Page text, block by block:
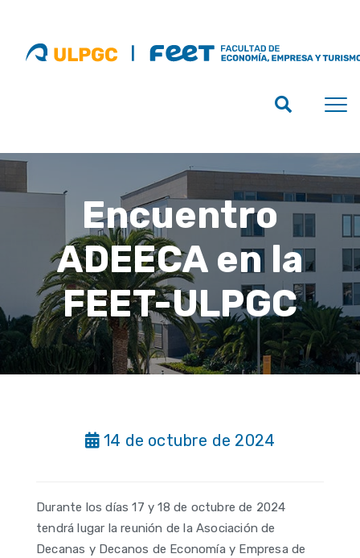
Encuentro
ADEECA en la
FEET-ULPGC
14 de octubre de 2024
Durante los días 17 y 18 de octubre de 2024
tendrá lugar la reunión de la Asociación de
Decanas y Decanos de Economía y Empresa de